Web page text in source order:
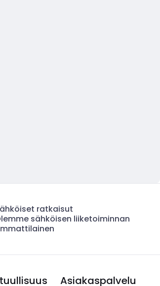
ratkaisut
sähköisen liiketoiminnan
Asiakaspalvelu